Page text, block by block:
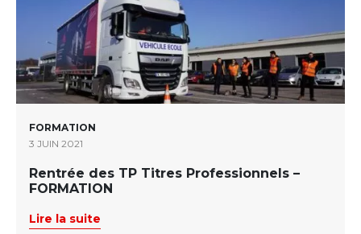
FORMATION
3 JUIN 2021
Rentrée des TP Titres Professionnels –
FORMATION
Lire la suite